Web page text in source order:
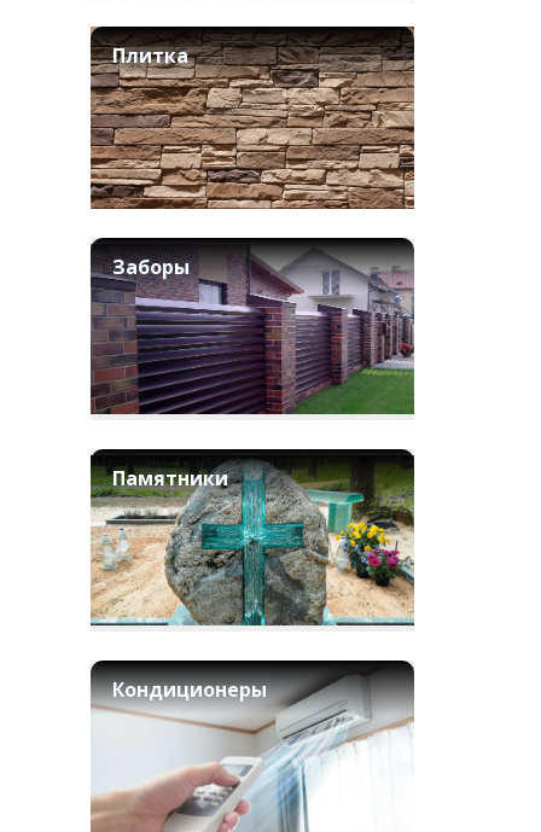
Плитка
Заборы
Памятники
Кондиционеры